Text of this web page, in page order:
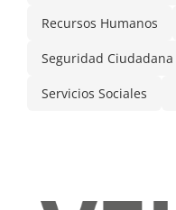
Recursos Humanos
Seguridad Ciudadana
Servicios Sociales